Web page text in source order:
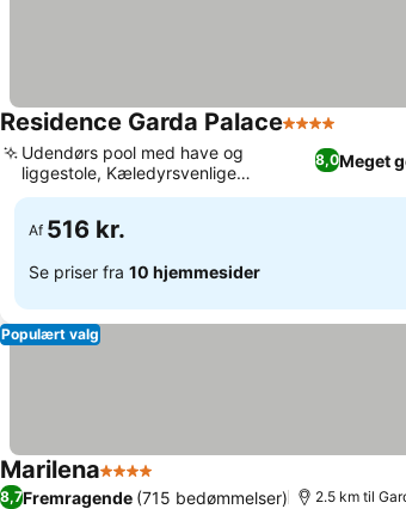
Residence Garda Palace4 Stjerner
8,0Meget
Udendørs pool med have og
liggestole, Kæledyrsvenlige
lejligheder i stueetagen
Af 516 kr.
Se priser fra 10 hjemmesider
Populært valg
Marilena4 Stjerner
8,7Fremragende (715 bedømmelser) 2.5 km til